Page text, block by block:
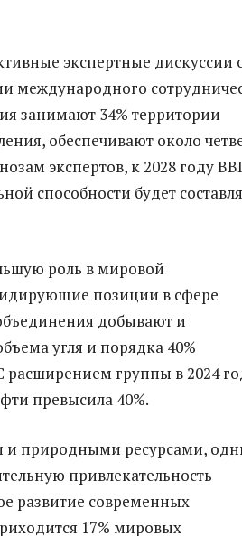
экспертные дискуссии
международного
занимают 34% территории
обеспечивают около
экспертов, к 2028 году
способности будет
роль в мировой
позиции в сфере
добывают и
угля и порядка 40%
расширением группы в 2024
превысила 40%.
и природными ресурсами,
привлекательность
развитие современных
17% мировых